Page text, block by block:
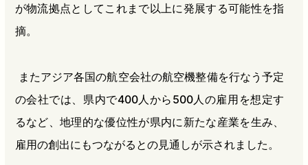
が物流拠点としてこれまで以上に発展する可能性を指
摘。
またアジア各国の航空会社の航空機整備を行なう予定
の会社では、県内で400人から500人の雇用を想定す
るなど、地理的な優位性が県内に新たな産業を生み、
雇用の創出にもつながるとの見通しが示されました。